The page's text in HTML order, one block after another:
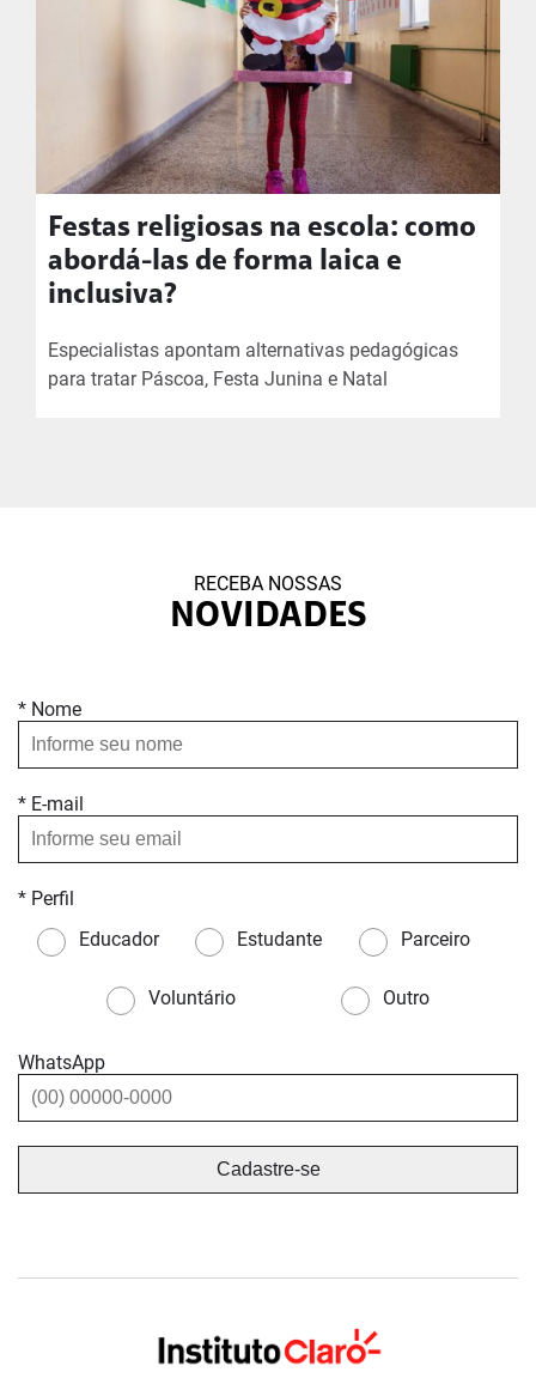
Festas religiosas na escola: como
abordá-las de forma laica e
inclusiva?
Especialistas apontam alternativas pedagógicas
para tratar Páscoa, Festa Junina e Natal
RECEBA NOSSAS
NOVIDADES
* Nome
* E-mail
* Perfil
Educador
Estudante Parceiro
Voluntário Outro
WhatsApp